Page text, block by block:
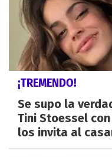
¡TREMENDO!
Se supo la
Tini Stoessel
los invita al